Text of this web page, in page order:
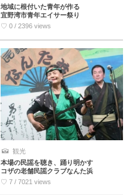
地域に根付いた青年が作る
宜野湾市青年エイサー祭り
♡ 0 / 2396 views
観光
本場の民謡を聴き、踊り明かす
コザの老舗民謡クラブなんた浜
♡ 7 / 7021 views